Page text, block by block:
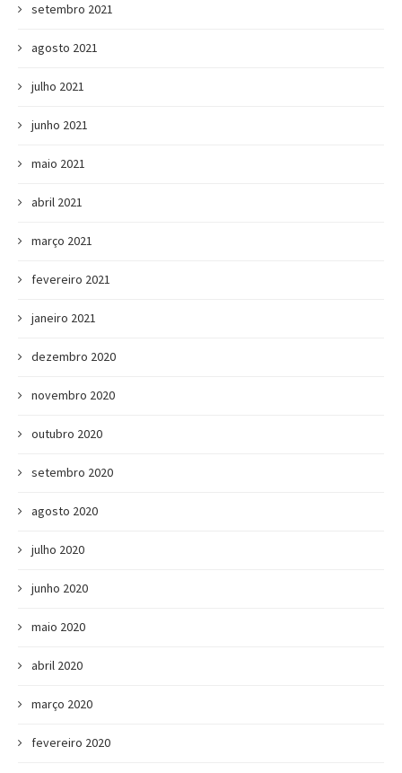
setembro 2021
agosto 2021
julho 2021
junho 2021
maio 2021
abril 2021
março 2021
fevereiro 2021
janeiro 2021
dezembro 2020
novembro 2020
outubro 2020
setembro 2020
agosto 2020
julho 2020
junho 2020
maio 2020
abril 2020
março 2020
fevereiro 2020